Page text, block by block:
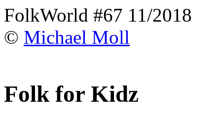
FolkWorld #67 11/2018
© Michael Moll
Folk for Kidz